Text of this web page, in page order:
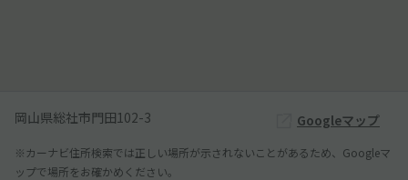
岡山県総社市門田102-3 Googleマップ
※カーナビ住所検索では正しい場所が示されないことがあるため、Googleマ
ップで場所をお確かめください。